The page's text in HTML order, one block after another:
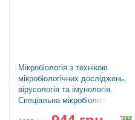
Мікробіологія з технікою
мікробіологічних досліджень,
вірусологія та імунологія.
Спеціальна мікробіологія /